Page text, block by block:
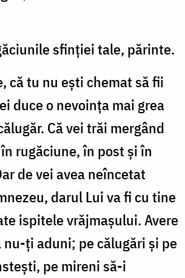
sfinţiei tale, părinte.
că tu nu eşti chemat să fii
duce o nevoinţa mai grea
Că vei trăi mergând
rugăciune, în post şi în
de vei avea neîncetat
darul Lui va fi cu tine
ispitele vrăjmaşului. Avere
nu-ţi aduni; pe călugări şi pe
pe mireni să-i